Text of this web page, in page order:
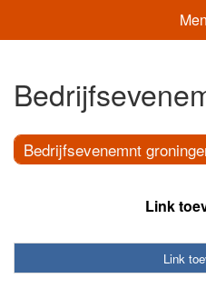
Bedrijfsevenemnt
Link
Link